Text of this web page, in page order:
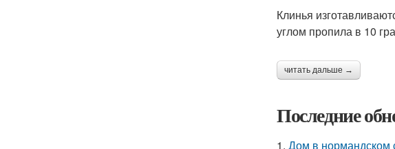
Клинья
углом пропила в 10
читать дальше →
Последние
1. Дом в нормандском